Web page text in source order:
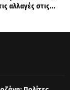
αλλαγές στις...